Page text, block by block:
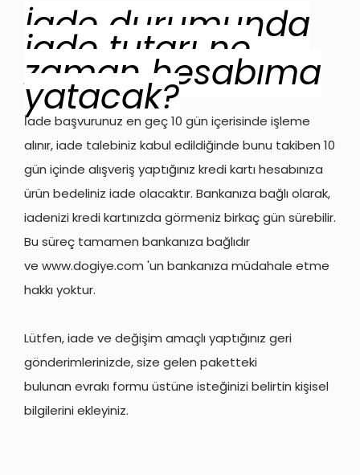
İade durumunda
iade tutarı ne
zaman hesabıma
yatacak?
İade başvurunuz en geç 10 gün içerisinde işleme
alınır, iade talebiniz kabul edildiğinde bunu takiben 10
gün içinde alışveriş yaptığınız kredi kartı hesabınıza
ürün bedeliniz iade olacaktır. Bankanıza bağlı olarak,
iadenizi kredi kartınızda görmeniz birkaç gün sürebilir.
Bu süreç tamamen bankanıza bağlıdır
ve www.dogiye.com 'un bankanıza müdahale etme
hakkı yoktur.
Lütfen, iade ve değişim amaçlı yaptığınız geri
gönderimlerinizde, size gelen paketteki
bulunan evrakı formu üstüne isteğinizi belirtin kişisel
bilgilerini ekleyiniz.